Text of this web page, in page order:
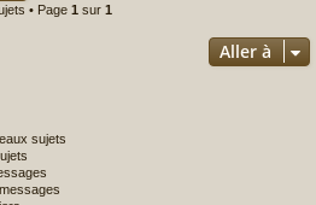
• Page 1 sur 1
Aller à
sujets